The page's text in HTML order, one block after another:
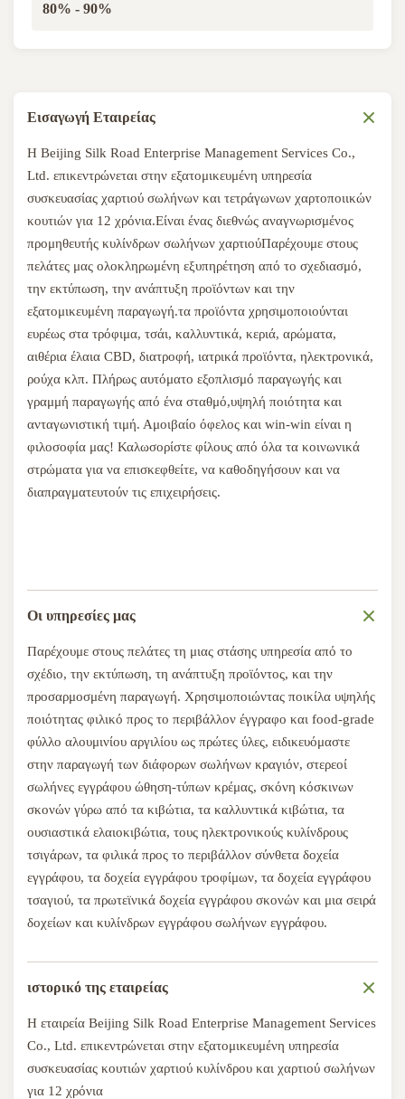
80% - 90%
Εισαγωγή Εταιρείας
Η Beijing Silk Road Enterprise Management Services Co.,
Ltd. επικεντρώνεται στην εξατομικευμένη υπηρεσία
συσκευασίας χαρτιού σωλήνων και τετράγωνων χαρτοποιικών
κουτιών για 12 χρόνια.Είναι ένας διεθνώς αναγνωρισμένος
προμηθευτής κυλίνδρων σωλήνων χαρτιούΠαρέχουμε στους
πελάτες μας ολοκληρωμένη εξυπηρέτηση από το σχεδιασμό,
την εκτύπωση, την ανάπτυξη προϊόντων και την
εξατομικευμένη παραγωγή.τα προϊόντα χρησιμοποιούνται
ευρέως στα τρόφιμα, τσάι, καλλυντικά, κεριά, αρώματα,
αιθέρια έλαια CBD, διατροφή, ιατρικά προϊόντα, ηλεκτρονικά,
ρούχα κλπ. Πλήρως αυτόματο εξοπλισμό παραγωγής και
γραμμή παραγωγής από ένα σταθμό,υψηλή ποιότητα και
ανταγωνιστική τιμή. Αμοιβαίο όφελος και win-win είναι η
φιλοσοφία μας! Καλωσορίστε φίλους από όλα τα κοινωνικά
στρώματα για να επισκεφθείτε, να καθοδηγήσουν και να
διαπραγματευτούν τις επιχειρήσεις.
Οι υπηρεσίες μας
Παρέχουμε στους πελάτες τη μιας στάσης υπηρεσία από το
σχέδιο, την εκτύπωση, τη ανάπτυξη προϊόντος, και την
προσαρμοσμένη παραγωγή. Χρησιμοποιώντας ποικίλα υψηλής
ποιότητας φιλικό προς το περιβάλλον έγγραφο και food-grade
φύλλο αλουμινίου αργιλίου ως πρώτες ύλες, ειδικευόμαστε
στην παραγωγή των διάφορων σωλήνων κραγιόν, στερεοί
σωλήνες εγγράφου ώθηση-τύπων κρέμας, σκόνη κόσκινων
σκονών γύρω από τα κιβώτια, τα καλλυντικά κιβώτια, τα
ουσιαστικά ελαιοκιβώτια, τους ηλεκτρονικούς κυλίνδρους
τσιγάρων, τα φιλικά προς το περιβάλλον σύνθετα δοχεία
εγγράφου, τα δοχεία εγγράφου τροφίμων, τα δοχεία εγγράφου
τσαγιού, τα πρωτεϊνικά δοχεία εγγράφου σκονών και μια σειρά
δοχείων και κυλίνδρων εγγράφου σωλήνων εγγράφου.
ιστορικό της εταιρείας
Η εταιρεία Beijing Silk Road Enterprise Management Services
Co., Ltd. επικεντρώνεται στην εξατομικευμένη υπηρεσία
συσκευασίας κουτιών χαρτιού κυλίνδρου και χαρτιού σωλήνων
για 12 χρόνια